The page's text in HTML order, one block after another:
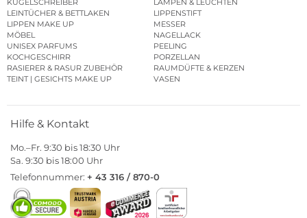
LEINTÜCHER & BETTLAKEN
LIPPENSTIFT
LIPPEN MAKE UP
MESSER
MÖBEL
NAGELLACK
UNISEX PARFUMS
PEELING
KOCHGESCHIRR
PORZELLAN
RASIERER & RASUR ZUBEHÖR
RAUMDÜFTE & KERZEN
TEINT | GESICHTS MAKE UP
VASEN
Hilfe & Kontakt
Mo.–Fr. 9:30 bis 18:30 Uhr
Sa. 9:30 bis 18:00 Uhr
Telefonnummer: + 43 316 / 870-0